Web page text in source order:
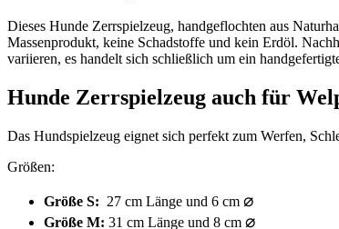
Dieses Hunde Zerrspielzeug, handgeflochten aus
Massenprodukt, keine Schadstoffe und kein Erdöl.
variieren, es handelt sich schließlich um ein
Hunde Zerrspielzeug auch für
Das Hundspielzeug eignet sich perfekt zum Werfen,
Größen:
Größe S: 27 cm Länge und 6 cm ⌀
Größe M: 31 cm Länge und 8 cm ⌀